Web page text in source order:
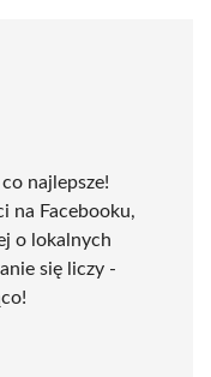
najlepsze!
na Facebooku,
o lokalnych
się liczy -